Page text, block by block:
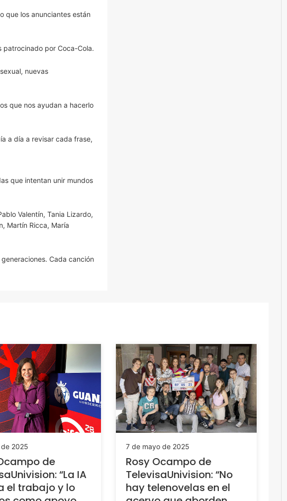
que los anunciantes están
patrocinado por Coca-Cola.
nuevas
que nos ayudan a hacerlo
a día a revisar cada frase,
que intentan unir mundos
Valentín, Tania Lizardo,
Martín Ricca, María
Cada canción
2025
de
“La IA
el trabajo y lo
7 de mayo de 2025
Rosy Ocampo de
TelevisaUnivision: “No
hay telenovelas en el